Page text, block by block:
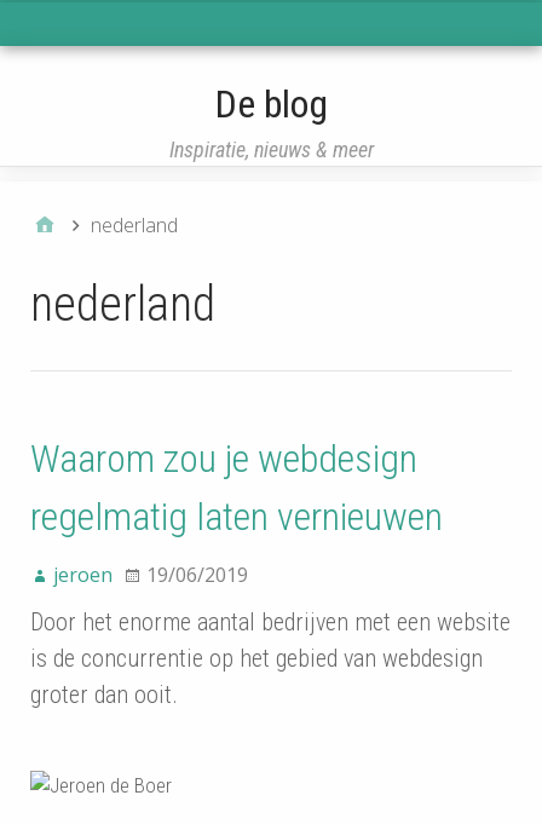
De blog
Inspiratie, nieuws & meer
nederland
nederland
Waarom zou je webdesign
regelmatig laten vernieuwen
jeroen 19/06/2019
Door het enorme aantal bedrijven met een website
is de concurrentie op het gebied van webdesign
groter dan ooit.